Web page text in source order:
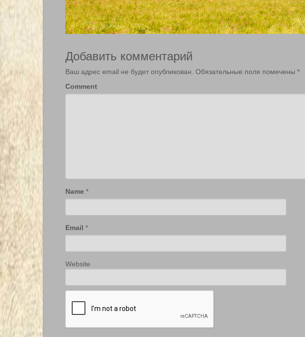
Добавить комментарий
Ваш адрес email не будет опубликован. Обязательные поля помечены *
Comment
Name *
Email *
Website